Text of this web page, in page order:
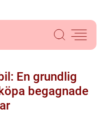
En grundlig
begagnade